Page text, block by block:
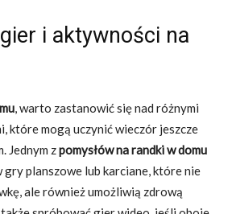
i aktywności na
, warto zastanowić się nad różnymi
które mogą uczynić wieczór jeszcze
Jednym zpomysłów na randki w domu
planszowe lub karciane, które nie
ale również umożliwią zdrową